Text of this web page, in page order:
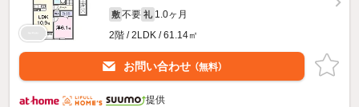
敷 不要 礼 1.0ヶ月
2階 / 2LDK / 61.14㎡
お問い合わせ （無料）
提供